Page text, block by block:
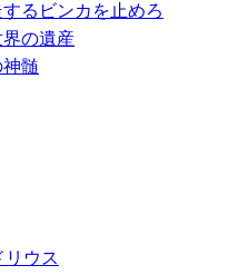
るビンカを止めろ
の遺産
髄
リウス